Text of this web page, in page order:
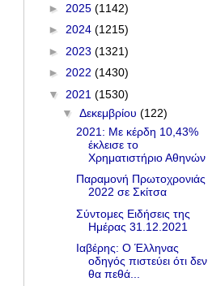
► 2025 (1142)
► 2024 (1215)
► 2023 (1321)
► 2022 (1430)
▼ 2021 (1530)
▼ Δεκεμβρίου (122)
2021: Με κέρδη 10,43%
έκλεισε το
Χρηματιστήριο Αθηνών
Παραμονή Πρωτοχρονιάς
2022 σε Σκίτσα
Σύντομες Ειδήσεις της
Ημέρας 31.12.2021
Ιαβέρης: Ο Έλληνας
οδηγός πιστεύει ότι δεν
θα πεθά...